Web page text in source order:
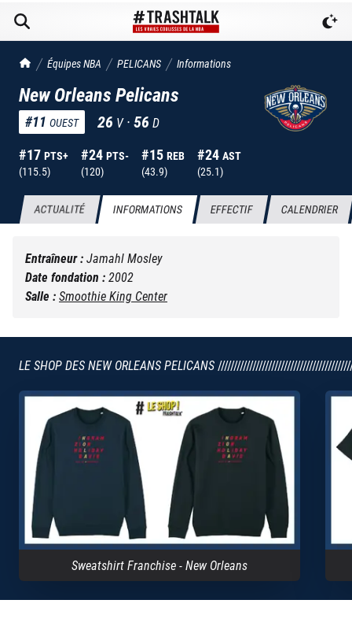
TrashTalk Actu NBA
Équipes NBA PELICANS Informations
New Orleans Pelicans
#11 OUEST 26 V ·56 D
#17 PTS+
(115.5)
#24 PTS-
(120)
#15 REB
(43.9)
#24 AST
(25.1)
ACTUALITÉ INFORMATIONS EFFECTIF CALENDRIER
Entraîneur :Jamahl Mosley
Date fondation :2002
Salle :Smoothie King Center
LE SHOP DES NEW ORLEANS PELICANS
Sweatshirt Franchise - New Orleans